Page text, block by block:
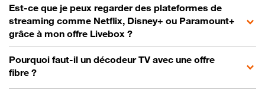
Est-ce que je peux regarder des plateformes de
streaming comme Netflix, Disney+ ou Paramount+
grâce à mon offre Livebox ?
Pourquoi faut-il un décodeur TV avec une offre
fibre ?